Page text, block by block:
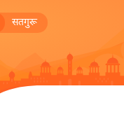
सतगुरू